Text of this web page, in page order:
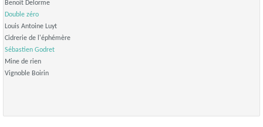
Benoit Delorme
Double zéro
Louis Antoine Luyt
Cidrerie de l'éphémère
Sébastien Godret
Mine de rien
Vignoble Boirin